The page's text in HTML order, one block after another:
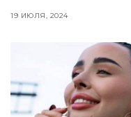
19 ИЮЛЯ, 2024